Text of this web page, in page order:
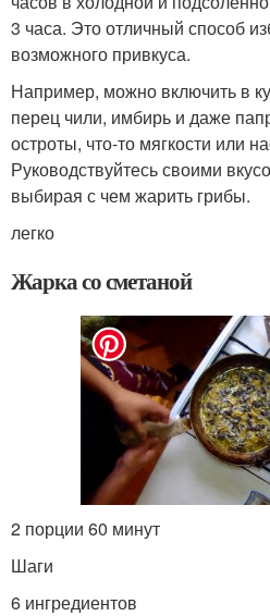
3 часа. Это отличный способ
возможного привкуса.
Например, можно включить в
перец чили, имбирь и даже
остроты, что-то мягкости или
Руководствуйтесь своими
выбирая с чем жарить грибы.
легко
Жарка со сметаной
2 порции 60 минут
Шаги
6 ингредиентов